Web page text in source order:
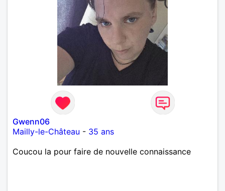
Gwenn06
Mailly-le-Château - 35 ans
Coucou la pour faire de nouvelle connaissance